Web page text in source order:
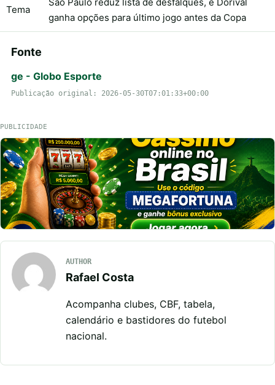
Tema
ganha opções para último jogo antes da Copa
Fonte
ge - Globo Esporte
Publicação original: 2026-05-30T07:01:33+00:00
PUBLICIDADE
AUTHOR
Rafael Costa
Acompanha clubes, CBF, tabela,
calendário e bastidores do futebol
nacional.